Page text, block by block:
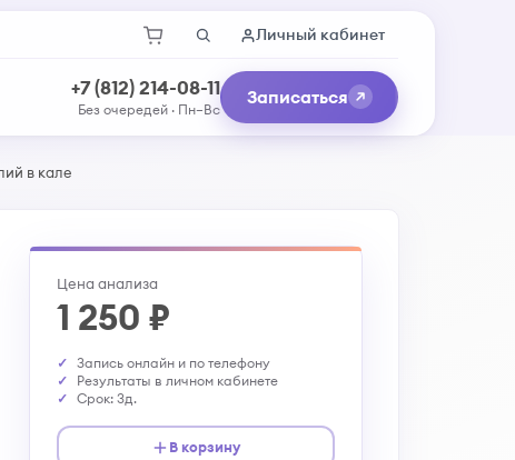
Личный кабинет
+7 (812) 214-08-11
Без очередей · Пн–Вс
Записаться
в кале
Цена анализа
1 250 ₽
Запись онлайн и по телефону
Результаты в личном кабинете
Срок: 3д.
В корзину